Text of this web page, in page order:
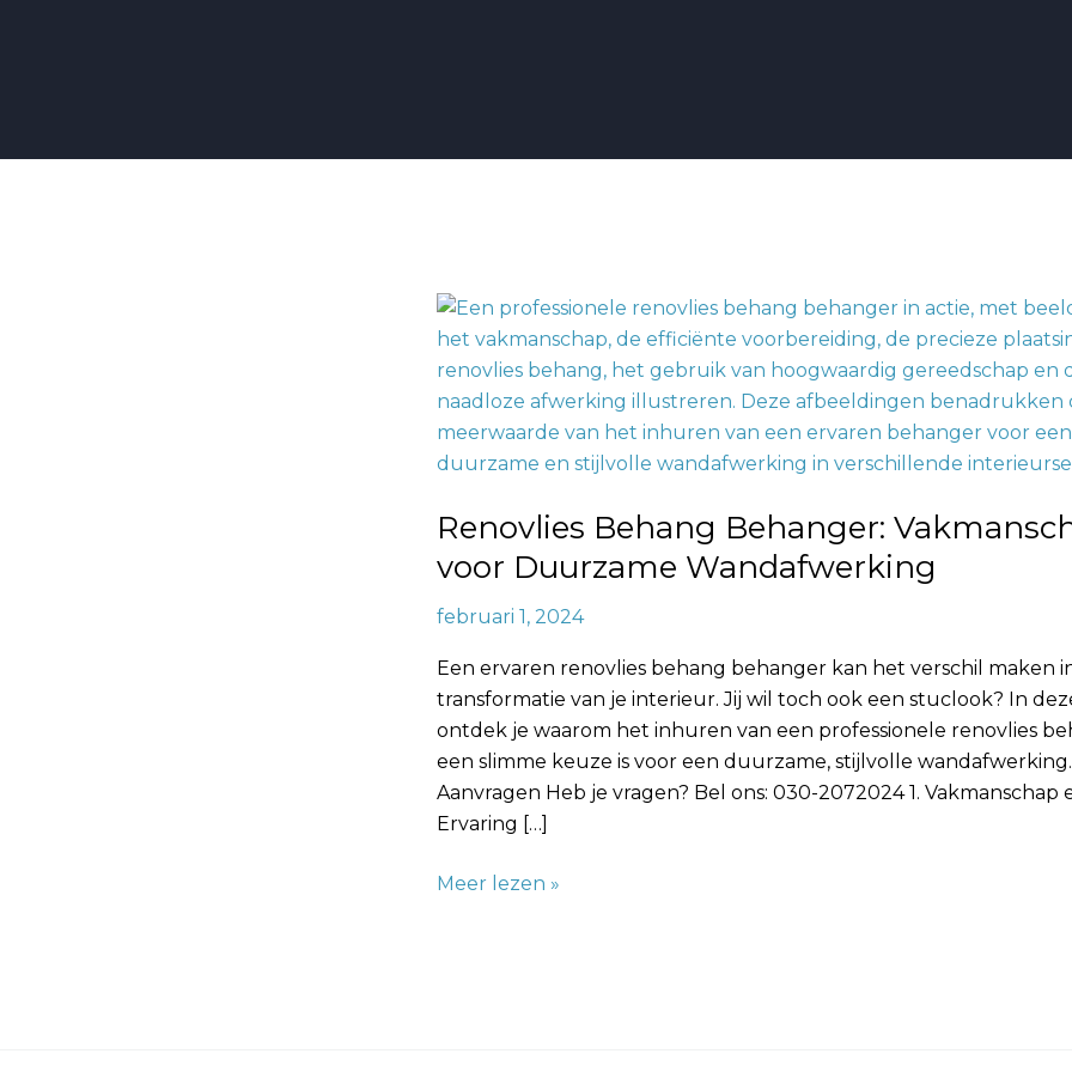
Renovlies Behang Behanger:
voor Duurzame Wandafwerking
februari 1, 2024
Een ervaren renovlies behang behanger kan het verschil maken
transformatie van je interieur. Jij wil toch ook een stuclook? In
ontdek je waarom het inhuren van een professionele renovlies
een slimme keuze is voor een duurzame, stijlvolle
Aanvragen Heb je vragen? Bel ons: 030-2072024 1. Vakmanschap
Ervaring […]
Renovlies
Behang
Behanger:
Vakmanschap
voor
Duurzame
Meer lezen »